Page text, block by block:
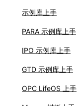
示例库上手
PARA 示例库上手
IPO 示例库上手
GTD 示例库上手
OPC LifeOS 上手